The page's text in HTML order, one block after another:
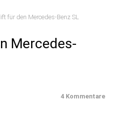
für den Mercedes-Benz SL
Mercedes-
4 Kommentare